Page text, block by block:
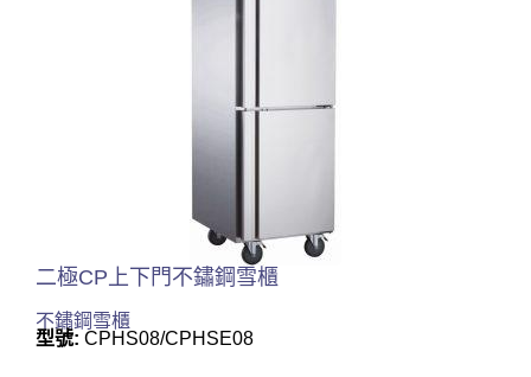
二極CP上下門不鏽鋼雪櫃
不鏽鋼雪櫃
型號: CPHS08/CPHSE08